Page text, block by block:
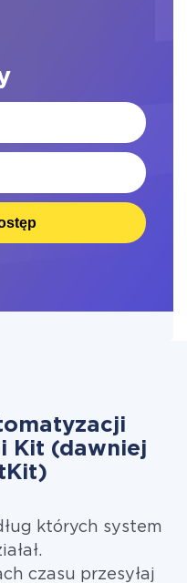
Kit (dawniej
których system
czasu przesyłaj